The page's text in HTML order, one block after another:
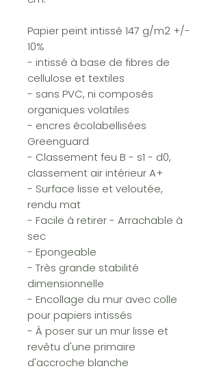
Papier peint intissé 147 g/m2 +/-
10%
- intissé à base de fibres de
cellulose et textiles
- sans PVC, ni composés
organiques volatiles
- encres écolabellisées
Greenguard
- Classement feu B - s1 - d0,
classement air intérieur A+
- Surface lisse et veloutée,
rendu mat
- Facile à retirer - Arrachable à
sec
- Epongeable
- Très grande stabilité
dimensionnelle
- Encollage du mur avec colle
pour papiers intissés
- À poser sur un mur lisse et
revêtu d'une primaire
d'accroche blanche